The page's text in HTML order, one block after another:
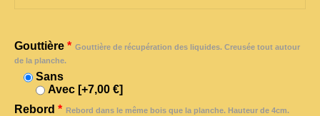
Gouttière * Gouttière de récupération des liquides. Creusée tout autour
de la planche.
Sans
Avec [+7,00 €]
Rebord * Rebord dans le même bois que la planche. Hauteur de 4cm.